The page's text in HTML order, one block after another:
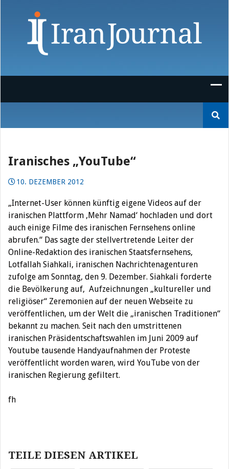
nach:
Iranisches „YouTube“
10. DEZEMBER 2012
„Internet-User können künftig eigene Videos auf der
iranischen Plattform ‚Mehr Namad‘ hochladen und dort
auch einige Filme des iranischen Fernsehens online
abrufen.“ Das sagte der stellvertretende Leiter der
Online-Redaktion des iranischen Staatsfernsehens,
Lotfallah Siahkali, iranischen Nachrichtenagenturen
zufolge am Sonntag, den 9. Dezember. Siahkali forderte
die Bevölkerung auf, Aufzeichnungen „kultureller und
religiöser“ Zeremonien auf der neuen Webseite zu
veröffentlichen, um der Welt die „iranischen Traditionen“
bekannt zu machen. Seit nach den umstrittenen
iranischen Präsidentschaftswahlen im Juni 2009 auf
Youtube tausende Handyaufnahmen der Proteste
veröffentlicht worden waren, wird YouTube von der
iranischen Regierung gefiltert.
fh
TEILE DIESEN ARTIKEL